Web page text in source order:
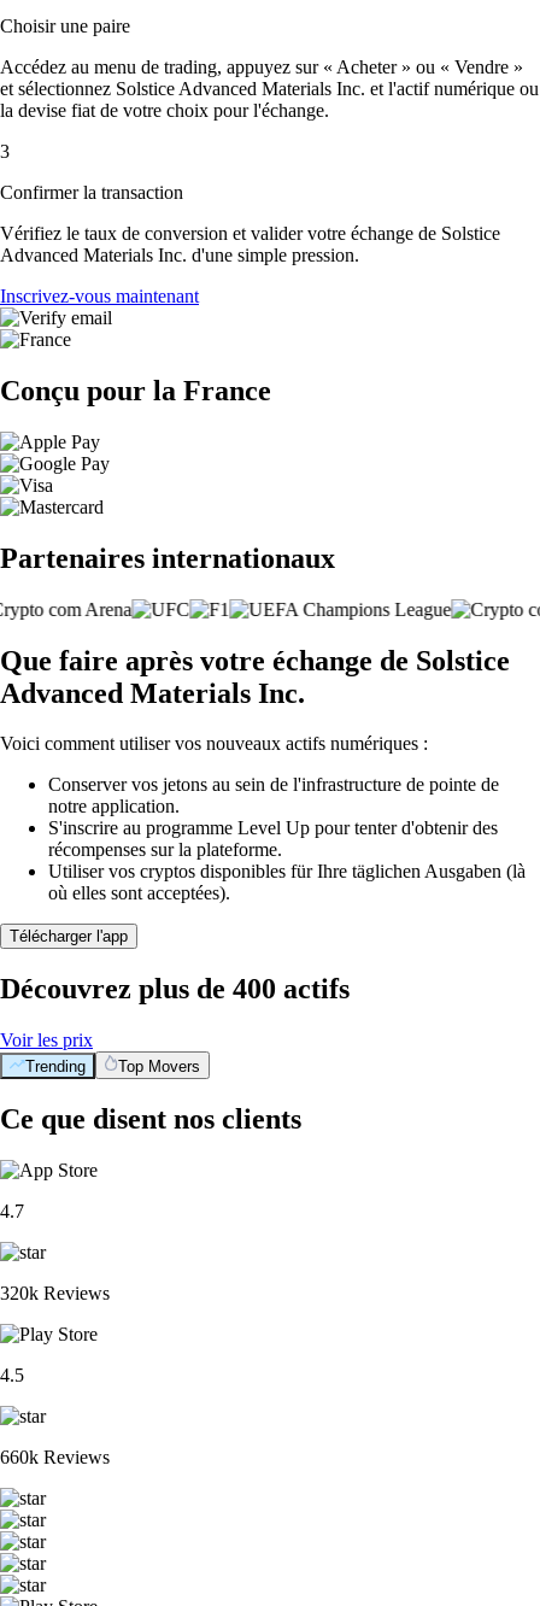
Choisir une paire
Accédez au menu de trading, appuyez sur « Acheter » ou « Vendre »
et sélectionnez Solstice Advanced Materials Inc. et l'actif numérique ou
la devise fiat de votre choix pour l'échange.
3
Confirmer la transaction
Vérifiez le taux de conversion et valider votre échange de Solstice
Advanced Materials Inc. d'une simple pression.
Inscrivez-vous maintenant
Conçu pour la France
Partenaires internationaux
Que faire après votre échange de Solstice
Advanced Materials Inc.
Voici comment utiliser vos nouveaux actifs numériques :
Conserver vos jetons au sein de l'infrastructure de pointe de
notre application.
S'inscrire au programme Level Up pour tenter d'obtenir des
récompenses sur la plateforme.
Utiliser vos cryptos disponibles für Ihre täglichen Ausgaben (là
où elles sont acceptées).
Télécharger l'app
Découvrez plus de 400 actifs
Voir les prix
Trending Top Movers
Ce que disent nos clients
4.7
320k Reviews
4.5
660k Reviews